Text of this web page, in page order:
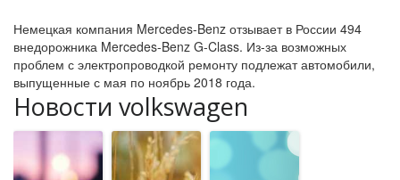
Немецкая компания Mercedes-Benz отзывает в России 494
внедорожника Mercedes-Benz G-Class. Из-за возможных
проблем с электропроводкой ремонту подлежат автомобили,
выпущенные с мая по ноябрь 2018 года.
Новости volkswagen